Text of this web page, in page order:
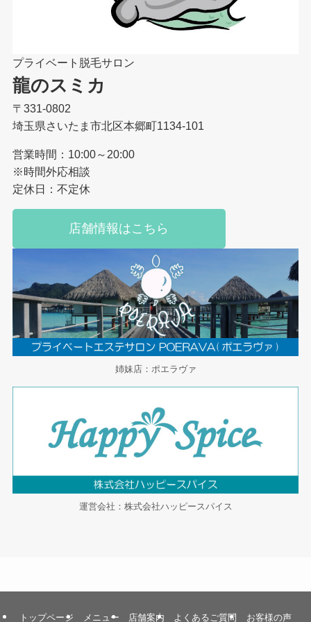
プライベート脱毛サロン
龍のスミカ
〒331-0802
埼玉県さいたま市北区本郷町1134-101
営業時間：10:00～20:00
※時間外応相談
定休日：不定休
店舗情報はこちら
姉妹店：ポエラヴァ
運営会社：株式会社ハッピースパイス
トップページ メニュー 店舗案内 よくあるご質問 お客様の声